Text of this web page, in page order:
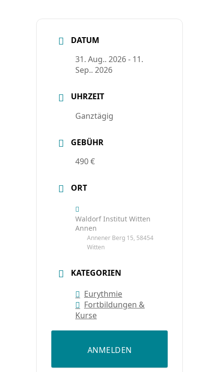
DATUM
31. Aug.. 2026- 11.
Sep.. 2026
UHRZEIT
Ganztägig
GEBÜHR
490 €
ORT
Waldorf Institut Witten
Annen
Annener Berg 15, 58454
Witten
KATEGORIEN
Eurythmie
Fortbildungen &
Kurse
ANMELDEN